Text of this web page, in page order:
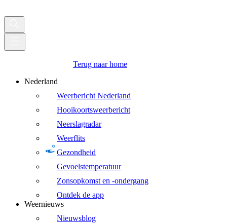
Terug naar home
Nederland
Weerbericht Nederland
Hooikoortsweerbericht
Neerslagradar
Weerflits
Gezondheid
Gevoelstemperatuur
Zonsopkomst en -ondergang
Ontdek de app
Weernieuws
Nieuwsblog